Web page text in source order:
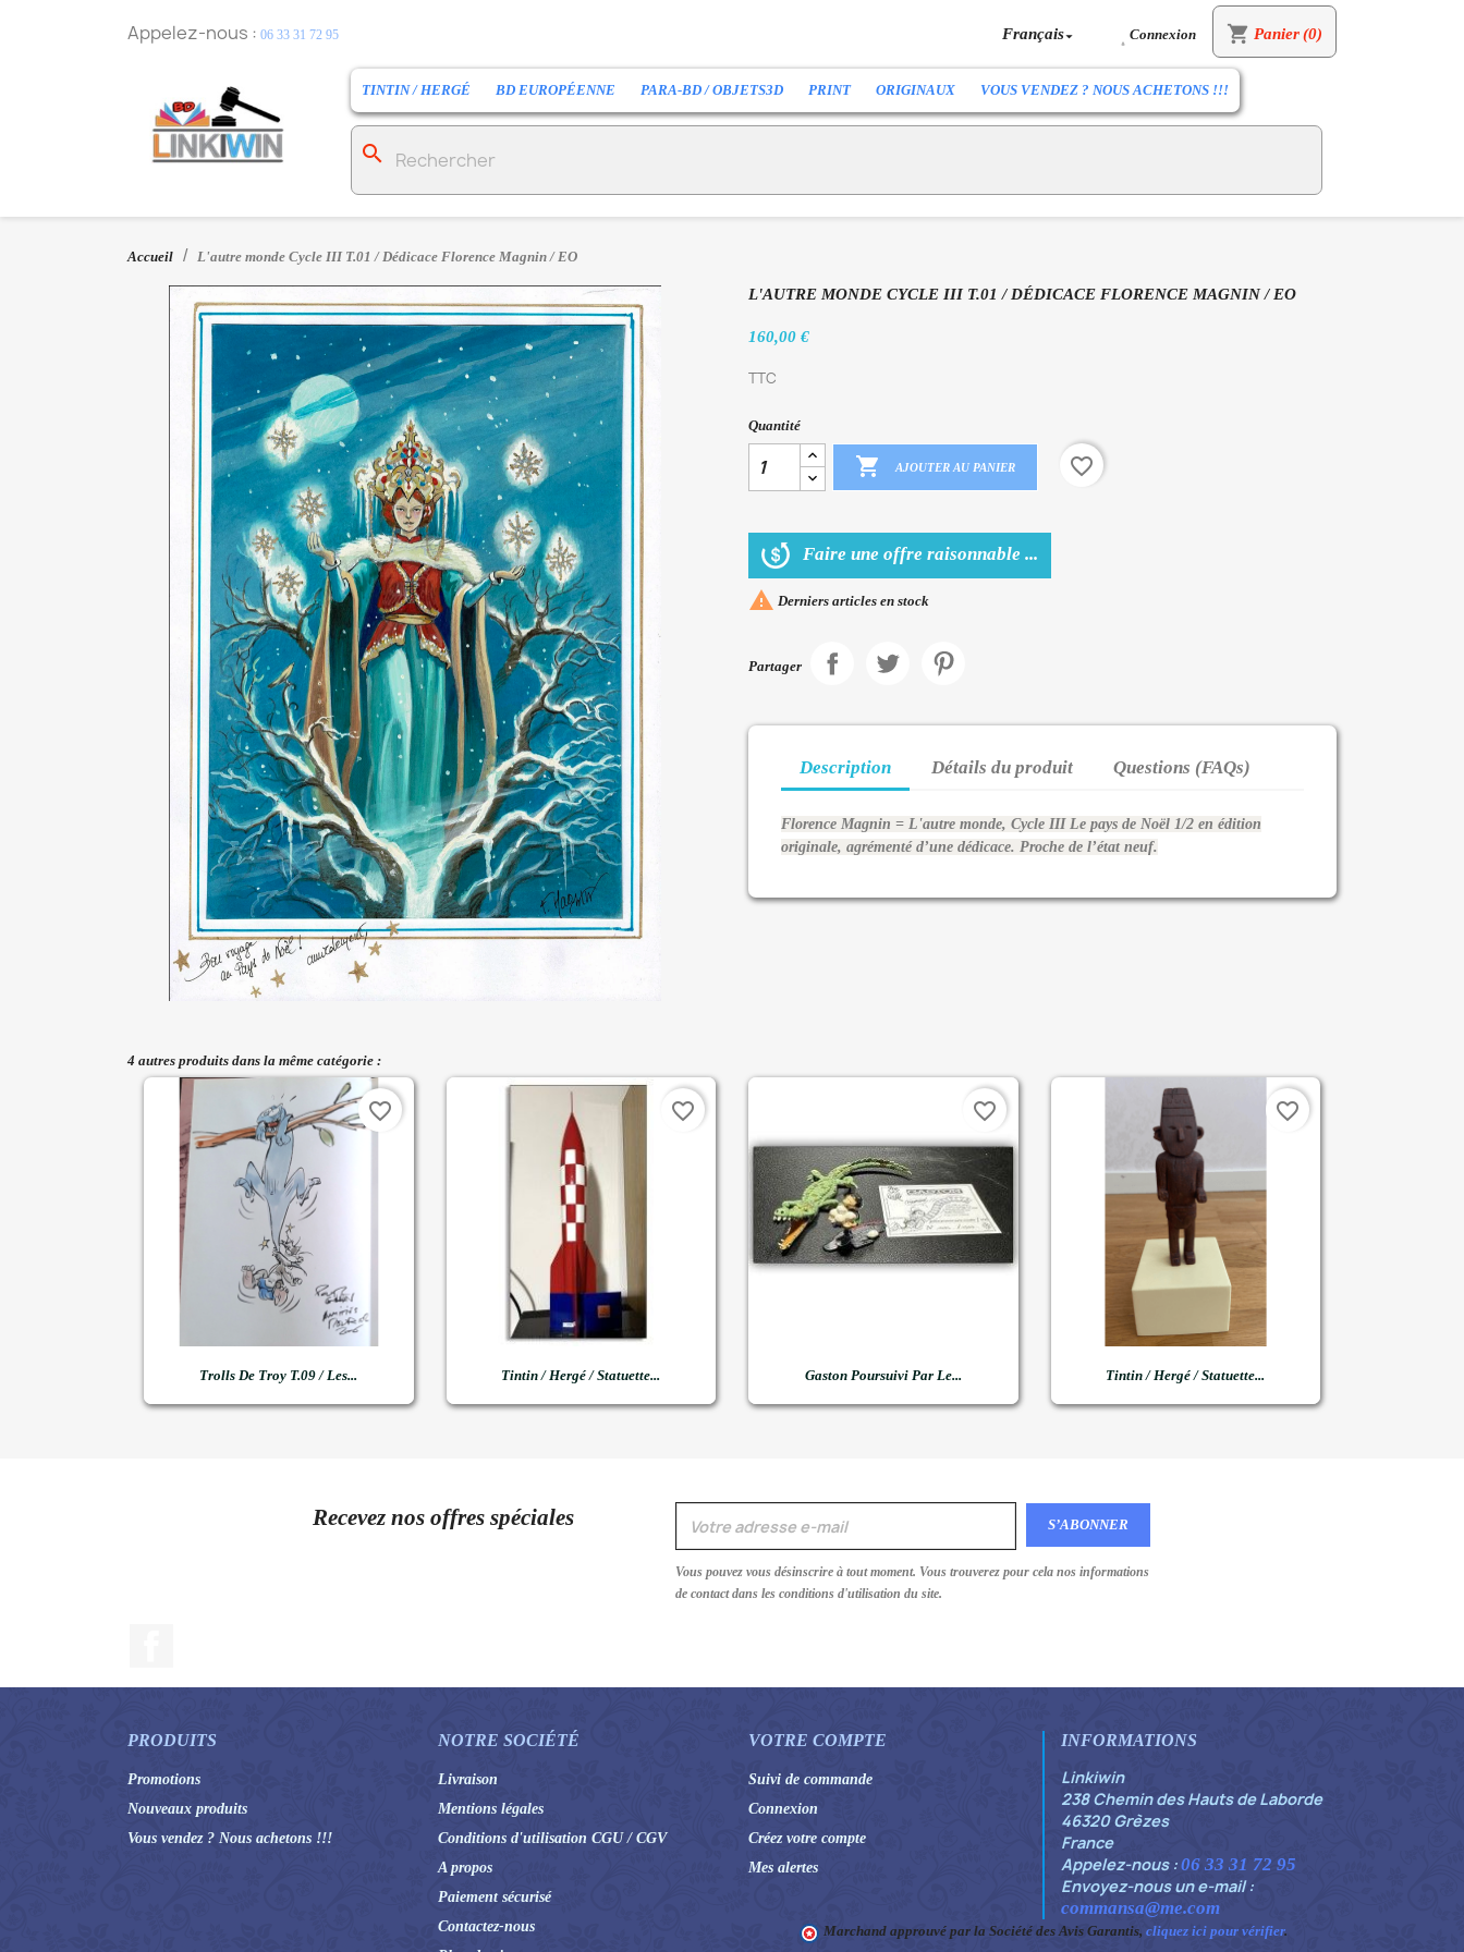
Appelez-nous : 06 33 31 72 95 Français 
Connexion shopping_cart Panier(0)
TINTIN / HERGÉ BD EUROPÉENNE PARA-BD / OBJETS3D PRINT ORIGINAUX VOUS VENDEZ ? NOUS ACHETONS !!!
search
Accueil L'autre monde Cycle III T.01 / Dédicace Florence Magnin / EO
L'AUTRE MONDE CYCLE III T.01 / DÉDICACE FLORENCE MAGNIN / EO
160,00 €
TTC
Quantité
 AJOUTER AU PANIER favorite_border
Faire une offre raisonnable ...
 Derniers articles en stock
Partager
Description Détails du produit Questions (FAQs)
Florence Magnin = L'autre monde, Cycle III Le pays de Noël 1/2 en édition
originale, agrémenté d’une dédicace. Proche de l’état neuf.
4 autres produits dans la même catégorie :
Aperçu rapide
Trolls De Troy T.09 / Les...
favorite_border
 Aperçu rapide
Tintin / Hergé / Statuette...
favorite_border
 Aperçu rapide
Gaston Poursuivi Par Le...
favorite_border
 Aperçu rapide
Tintin / Hergé / Statuette...
favorite_border
Recevez nos offres spéciales
Vous pouvez vous désinscrire à tout moment. Vous trouverez pour cela nos informations
de contact dans les conditions d'utilisation du site.
PRODUITS
Promotions
Nouveaux produits
Vous vendez ? Nous achetons !!!
NOTRE SOCIÉTÉ
Livraison
Mentions légales
Conditions d'utilisation CGU / CGV
A propos
Paiement sécurisé
Contactez-nous
VOTRE COMPTE
Suivi de commande
Connexion
Créez votre compte
Mes alertes
INFORMATIONS
Linkiwin
238 Chemin des Hauts de Laborde
46320 Grèzes
France
Appelez-nous :06 33 31 72 95
Envoyez-nous un e-mail :
commansa@me.com
Marchand approuvé par la Société des Avis Garantis, cliquez ici pour vérifier.